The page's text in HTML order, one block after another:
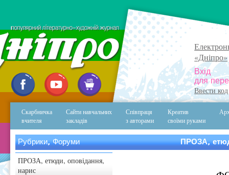
«Дніпро»
Вхід
для
Ввести
Скарбничка
вчителя
Сайти навчальних
закладів
Співпраця
з авторами
Креатив
своїми руками
Рубрики, Форуми
ПРОЗА, етюди, оповідання,
нарис
ПРОЗА,